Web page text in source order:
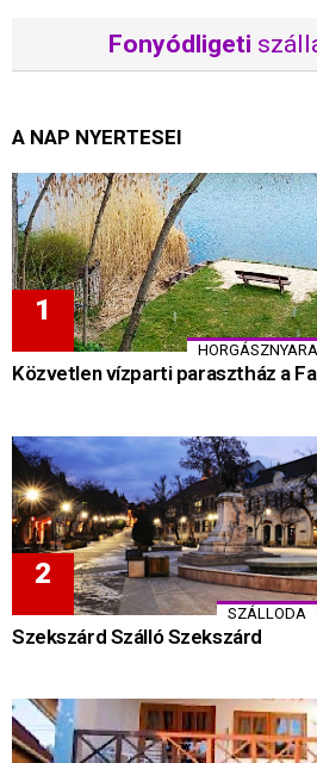
Fonyódligeti
A NAP NYERTESEI
Közvetlen vízparti parasztház a
SZÁLLODA
Szekszárd Szálló Szekszárd